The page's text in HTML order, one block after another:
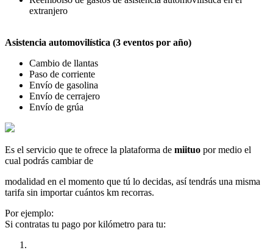
extranjero
Asistencia automovilística (3 eventos por año)
Cambio de llantas
Paso de corriente
Envío de gasolina
Envío de cerrajero
Envío de grúa
Es el servicio que te ofrece la plataforma de miituo por medio el
cual podrás cambiar de
modalidad en el momento que tú lo decidas, así tendrás una misma
tarifa sin importar cuántos km recorras.
Por ejemplo:
Si contratas tu pago por kilómetro para tu: